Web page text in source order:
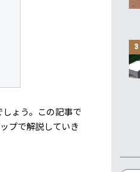
ょう。この記事で
プで解説していき
3